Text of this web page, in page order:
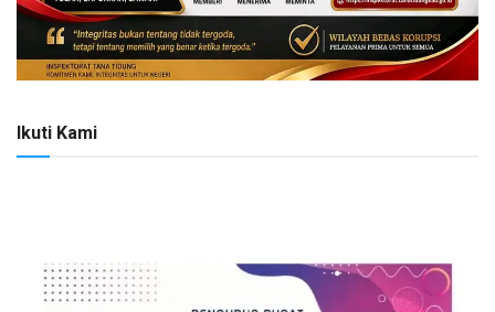
Ikuti Kami